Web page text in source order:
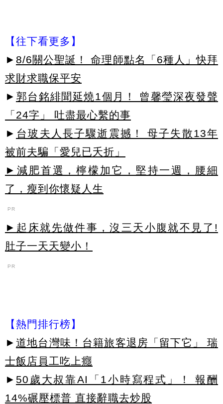
【往下看更多】
► 8/6關公聖誕！ 命理師點名「6種人」快拜
求財求職保平安
► 郭台銘緋聞延燒1個月！ 曾馨瑩深夜發聲
「24字」 吐盡最心繫的事
► 台玻夫人長子驟逝震撼！ 母子失散13年
被前夫騙「愛兒已夭折」
►減肥首選，檸檬加它，堅持一週，腰細
了，瘦到你懷疑人生
PR
►起床就先做件事，沒三天小腹就不見了!
肚子一天天變小！
PR
【熱門排行榜】
► 道地台灣味！台籍旅客退房「留下它」 瑞
士飯店員工吃上癮
► 50歲大叔靠AI「1小時寫程式」！ 報酬
14%碾壓標普 直接辭職去炒股